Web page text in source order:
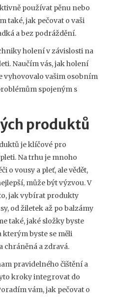
používat pěnu nebo
také, jak pečovat o vaši
a bez podráždění.
holení v závislosti na
Naučím vás, jak holení
vyhovovalo vašim osobním
spojeným s
produktů
je klíčové pro
Na trhu je mnoho
o vousy a pleť, ale vědět,
může být výzvou. V
jak vybírat produkty
od žiletek až po balzámy
také, jaké složky byste
kterým byste se měli
chráněná a zdravá.
pravidelného čištění a
kroky integrovat do
vám, jak pečovat o